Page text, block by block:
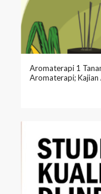
Aromaterapi 1
Aromaterapi;